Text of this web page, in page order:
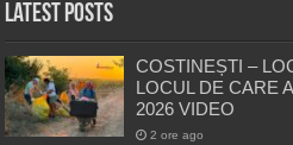
Latest Posts
COSTINEȘTI –
LOCUL DE CARE
2026 VIDEO
2 ore ago